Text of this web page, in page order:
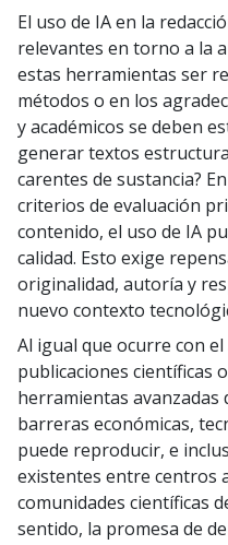
El uso de IA en la
relevantes en torno a la
estas herramientas ser
métodos o en los
y académicos se deben
generar textos
carentes de sustancia?
criterios de evaluación
contenido, el uso de IA
calidad. Esto exige
originalidad, autoría y
nuevo contexto
Al igual que ocurre con el
publicaciones científicas
herramientas avanzadas
barreras económicas,
puede reproducir, e
existentes entre centros
comunidades científicas
sentido, la promesa de